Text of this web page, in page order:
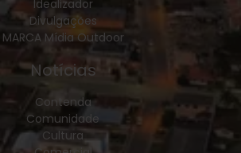
Idealizador
Divulgações
MARCA Mídia Outdoor
Notícias
Contenda
Comunidade
Cultura